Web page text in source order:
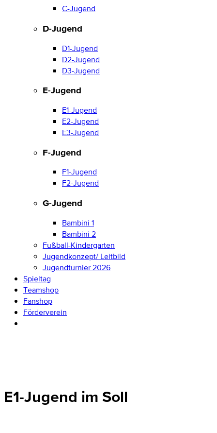
C-Jugend
D-Jugend
D1-Jugend
D2-Jugend
D3-Jugend
E-Jugend
E1-Jugend
E2-Jugend
E3-Jugend
F-Jugend
F1-Jugend
F2-Jugend
G-Jugend
Bambini 1
Bambini 2
Fußball-Kindergarten
Jugendkonzept/ Leitbild
Jugendturnier 2026
Spieltag
Teamshop
Fanshop
Förderverein
E1-Jugend im Soll